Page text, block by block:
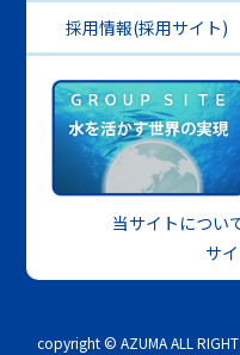
採用情報(採用サイト)
当サイトについ
サ
copyright © AZUMA ALL RIGHT